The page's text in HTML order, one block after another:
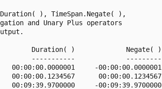
), TimeSpan.Negate( ),
and Unary Plus operators
Duration( )             Negate( )
-----------             ---------
00:00:00.0000001     -00:00:00.0000001
00:00:00.1234567      00:00:00.1234567
00:09:39.9700000     -00:09:39.9700000